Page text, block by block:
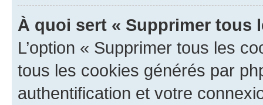
À quoi sert « Supprimer tous
L’option « Supprimer tous les
tous les cookies générés par
authentification et votre